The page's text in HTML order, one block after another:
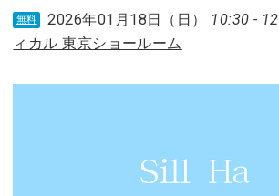
無料 2026年01月18日（日） 10:30 -
ィカル 東京ショールーム